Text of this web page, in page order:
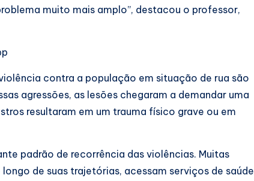
muito mais amplo”, destacou o professor,
contra a população em situação de rua são
agressões, as lesões chegaram a demandar uma
resultaram em um trauma físico grave ou em
padrão de recorrência das violências. Muitas
de suas trajetórias, acessam serviços de saúde